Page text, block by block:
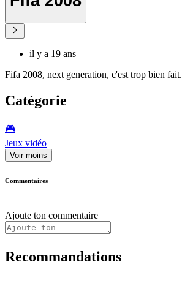
il y a 19 ans
Fifa 2008, next generation, c'est trop bien fait.
Catégorie
🎮️
Jeux vidéo
Voir moins
Commentaires
Ajoute ton commentaire
Recommandations